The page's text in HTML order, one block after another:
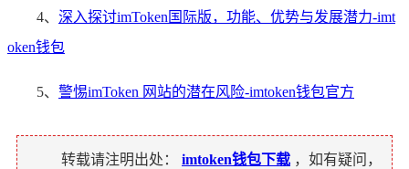
4、 深入探讨imToken国际版，功能、优势与发展潜力-imt
oken钱包
5、 警惕imToken 网站的潜在风险-imtoken钱包官方
转载请注明出处： imtoken钱包下载 ，如有疑问，